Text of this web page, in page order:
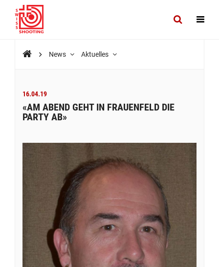
News Aktuelles
16.04.19
«AM ABEND GEHT IN FRAUENFELD DIE
PARTY AB»